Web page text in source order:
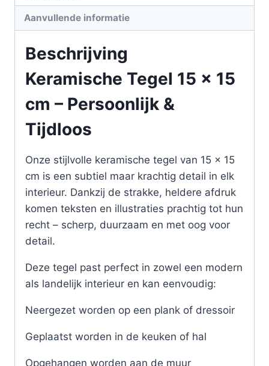
Aanvullende informatie
Beschrijving
Keramische Tegel 15 x 15
cm – Persoonlijk &
Tijdloos
Onze stijlvolle keramische tegel van 15 x 15
cm is een subtiel maar krachtig detail in elk
interieur. Dankzij de strakke, heldere afdruk
komen teksten en illustraties prachtig tot hun
recht – scherp, duurzaam en met oog voor
detail.
Deze tegel past perfect in zowel een modern
als landelijk interieur en kan eenvoudig:
Neergezet worden op een plank of dressoir
Geplaatst worden in de keuken of hal
Opgehangen worden aan de muur